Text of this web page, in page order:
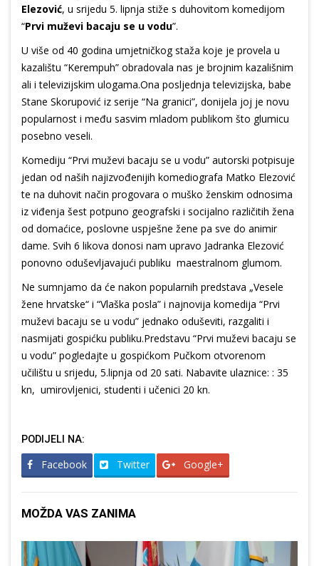
Elezović, u srijedu 5. lipnja stiže s duhovitom komedijom
“Prvi muževi bacaju se u vodu”.
U više od 40 godina umjetničkog staža koje je provela u
kazalištu “Kerempuh” obradovala nas je brojnim kazališnim
ali i televizijskim ulogama.Ona posljednja televizijska, babe
Stane Skorupović iz serije “Na granici”, donijela joj je novu
popularnost i među sasvim mladom publikom što glumicu
posebno veseli.
Komediju “Prvi muževi bacaju se u vodu” autorski potpisuje
jedan od naših najizvođenijih komediografa Matko Elezović
te na duhovit način progovara o muško ženskim odnosima
iz viđenja šest potpuno geografski i socijalno različitih žena
od domaćice, poslovne uspješne žene pa sve do animir
dame. Svih 6 likova donosi nam upravo Jadranka Elezović
ponovno oduševljavajući publiku maestralnom glumom.
Ne sumnjamo da će nakon popularnih predstava „Vesele
žene hrvatske“ i “Vlaška posla” i najnovija komedija “Prvi
muževi bacaju se u vodu” jednako oduševiti, razgaliti i
nasmijati gospićku publiku.Predstavu “Prvi muževi bacaju se
u vodu” pogledajte u gospićkom Pučkom otvorenom
učilištu u srijedu, 5.lipnja od 20 sati. Nabavite ulaznice: : 35
kn, umirovljenici, studenti i učenici 20 kn.
PODIJELI NA:
Facebook Twitter Google+
MOŽDA VAS ZANIMA